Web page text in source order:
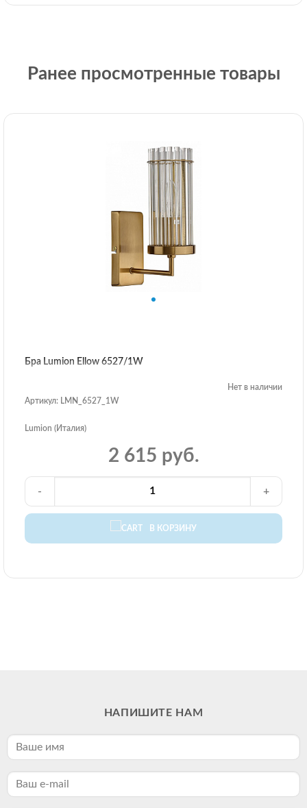
Ранее просмотренные товары
Бра Lumion Ellow 6527/1W
Нет в наличии
Артикул: LMN_6527_1W
Lumion (Италия)
2 615 руб.
В КОРЗИНУ
- +
НАПИШИТЕ НАМ